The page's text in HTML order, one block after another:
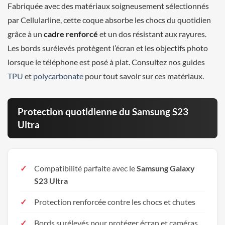
Fabriquée avec des matériaux soigneusement sélectionnés
par Cellularline, cette coque absorbe les chocs du quotidien
grâce à un cadre renforcé et un dos résistant aux rayures.
Les bords surélevés protègent l’écran et les objectifs photo
lorsque le téléphone est posé à plat. Consultez nos guides
TPU et polycarbonate pour tout savoir sur ces matériaux.
Protection quotidienne du Samsung S23
Ultra
Compatibilité parfaite avec leSamsung Galaxy
S23 Ultra
Protection renforcée contre les chocs et chutes
Bords surélevés pour protéger écran et caméras